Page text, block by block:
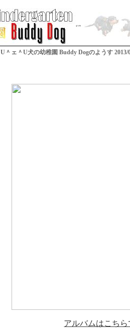
U＾ェ＾U犬の幼稚園 Buddy Dogのようす 2013/
アルバムはこち